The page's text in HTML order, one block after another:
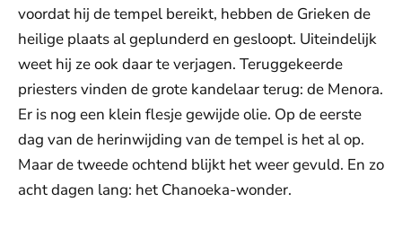
voordat hij de tempel bereikt, hebben de Grieken de
heilige plaats al geplunderd en gesloopt. Uiteindelijk
weet hij ze ook daar te verjagen. Teruggekeerde
priesters vinden de grote kandelaar terug: de Menora.
Er is nog een klein flesje gewijde olie. Op de eerste
dag van de herinwijding van de tempel is het al op.
Maar de tweede ochtend blijkt het weer gevuld. En zo
acht dagen lang: het Chanoeka-wonder.